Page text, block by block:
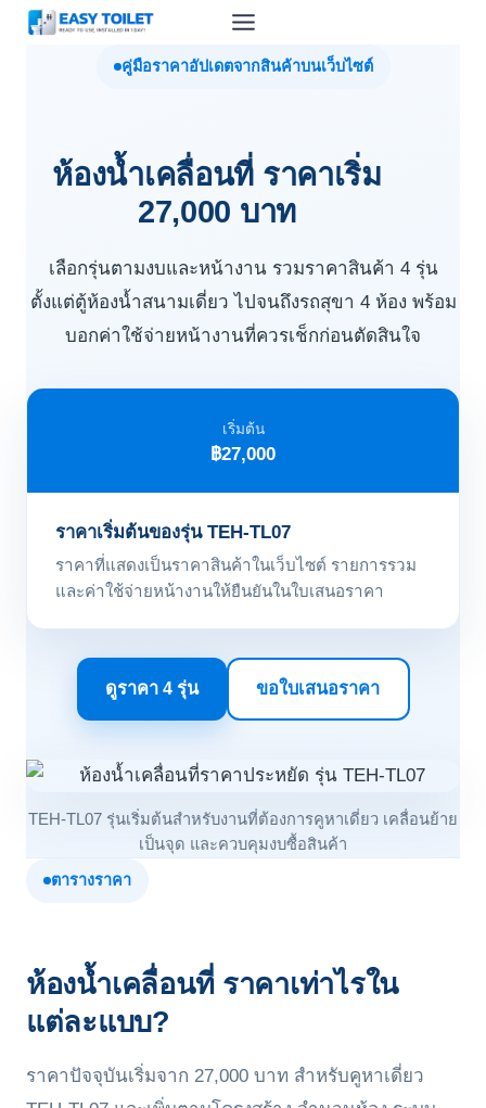
Skip
คู่มือราคาอัปเดตจากสินค้าบนเว็บไซต์
ห้องน้ำเคลื่อนที่ ราคาเริ่ม
27,000 บาท
เลือกรุ่นตามงบและหน้างาน รวมราคาสินค้า 4 รุ่น
ตั้งแต่ตู้ห้องน้ำสนามเดี่ยว ไปจนถึงรถสุขา 4 ห้อง พร้อม
บอกค่าใช้จ่ายหน้างานที่ควรเช็กก่อนตัดสินใจ
เริ่มต้น
฿27,000
ราคาเริ่มต้นของรุ่น TEH-TL07
ราคาที่แสดงเป็นราคาสินค้าในเว็บไซต์ รายการรวม
และค่าใช้จ่ายหน้างานให้ยืนยันในใบเสนอราคา
ดูราคา 4 รุ่น ขอใบเสนอราคา
TEH-TL07 รุ่นเริ่มต้นสำหรับงานที่ต้องการคูหาเดี่ยว เคลื่อนย้าย
เป็นจุด และควบคุมงบซื้อสินค้า
ตารางราคา
ห้องน้ำเคลื่อนที่ ราคาเท่าไรใน
แต่ละแบบ?
ราคาปัจจุบันเริ่มจาก 27,000 บาท สำหรับคูหาเดี่ยว